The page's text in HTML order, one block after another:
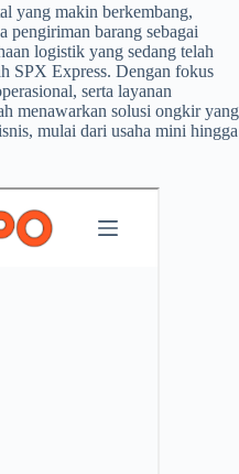
yang makin berkembang,
pengiriman barang sebagai
logistik yang sedang telah
SPX Express. Dengan fokus
serta layanan
menawarkan solusi ongkir yang
mulai dari usaha mini hingga